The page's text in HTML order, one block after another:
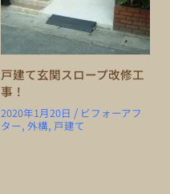
戸建て玄関スロープ改修工
事！
2020年1月20日 / ビフォーアフ
ター, 外構, 戸建て